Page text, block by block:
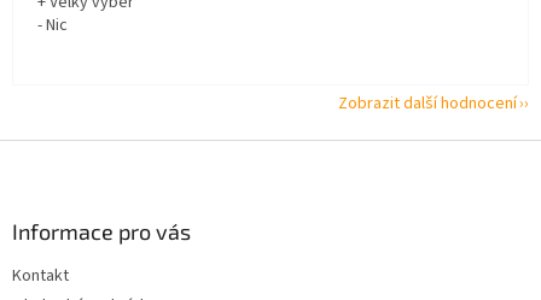
- Nic
Zobrazit další hodnocení
Informace pro vás
Kontakt